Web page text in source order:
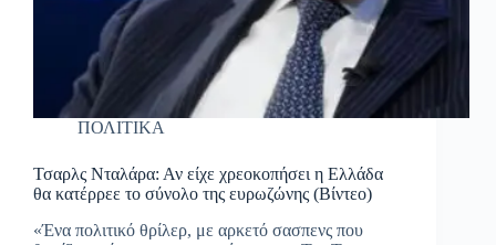
ΠΟΛΙΤΙΚΑ
Τσαρλς Νταλάρα: Αν είχε χρεοκοπήσει η Ελλάδα
θα κατέρρεε το σύνολο της ευρωζώνης (Βίντεο)
«Ένα πολιτικό θρίλερ, με αρκετό σασπενς που